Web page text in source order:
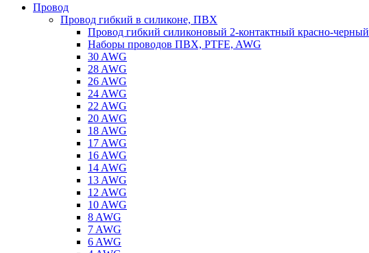
Провод
Провод гибкий в силиконе, ПВХ
Провод гибкий силиконовый 2-контактный красно-черный
Наборы проводов ПВХ, PTFE, AWG
30 AWG
28 AWG
26 AWG
24 AWG
22 AWG
20 AWG
18 AWG
17 AWG
16 AWG
14 AWG
13 AWG
12 AWG
10 AWG
8 AWG
7 AWG
6 AWG